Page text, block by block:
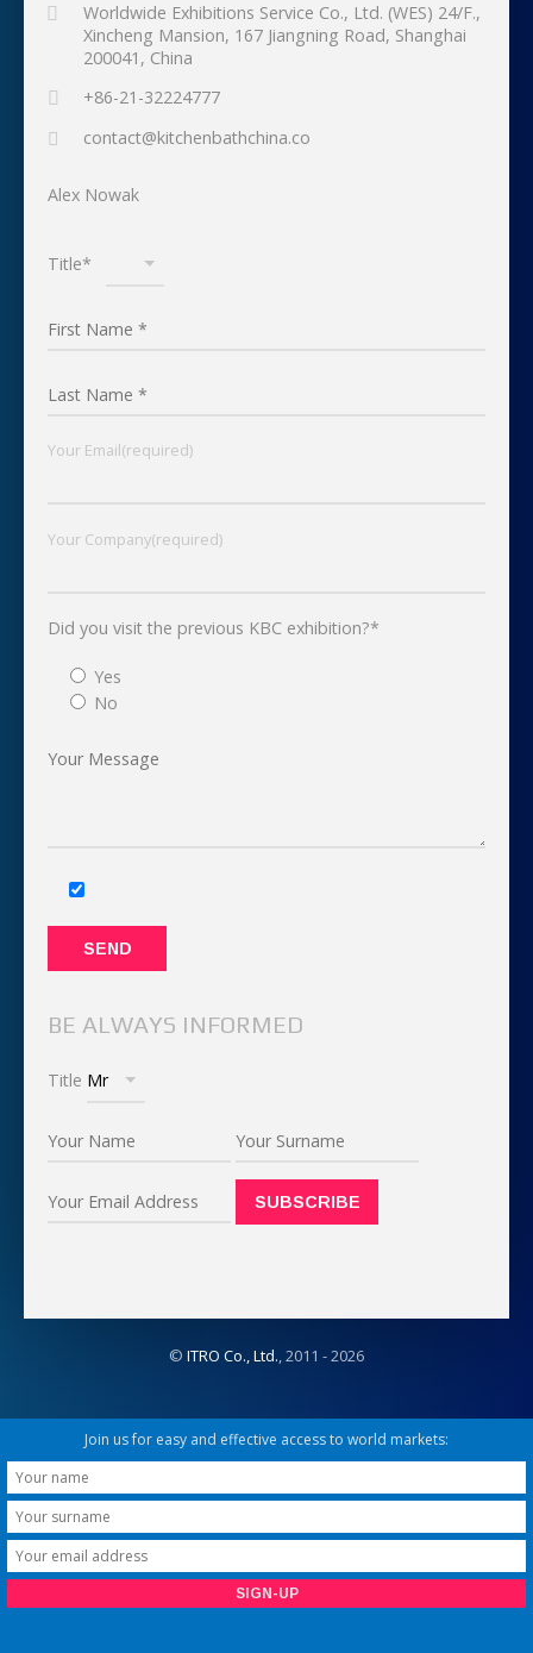
Worldwide Exhibitions Service Co., Ltd. (WES) 24/F.,
Xincheng Mansion, 167 Jiangning Road, Shanghai
200041, China
+86-21-32224777
contact@kitchenbathchina.co
Alex Nowak
Title*
Your Email(required)
Your Company(required)
Did you visit the previous KBC exhibition?*
Yes
No
BE ALWAYS INFORMED
Title
© ITRO Co., Ltd., 2011 -2026
Join us for easy and effective access to world markets: